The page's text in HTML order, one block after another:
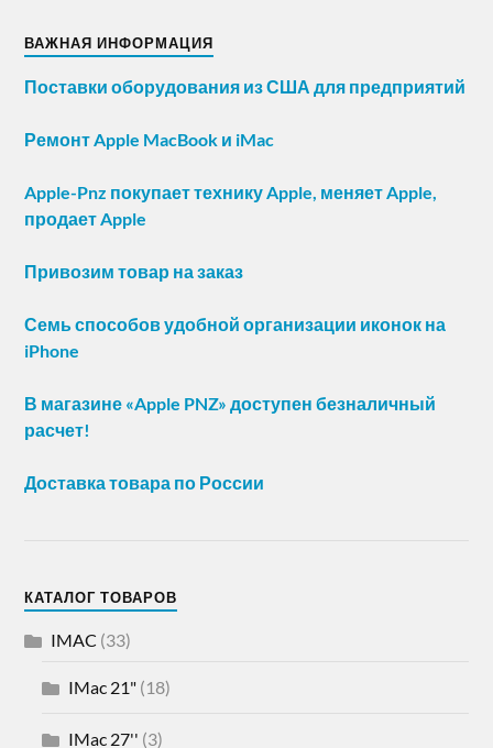
ВАЖНАЯ ИНФОРМАЦИЯ
Поставки оборудования из США для предприятий
Ремонт Apple MacBook и iMac
Apple-Pnz покупает технику Apple, меняет Apple,
продает Apple
Привозим товар на заказ
Семь способов удобной организации иконок на
iPhone
В магазине «Apple PNZ» доступен безналичный
расчет!
Доставка товара по России
КАТАЛОГ ТОВАРОВ
IMAC (33)
IMac 21" (18)
IMac 27'' (3)